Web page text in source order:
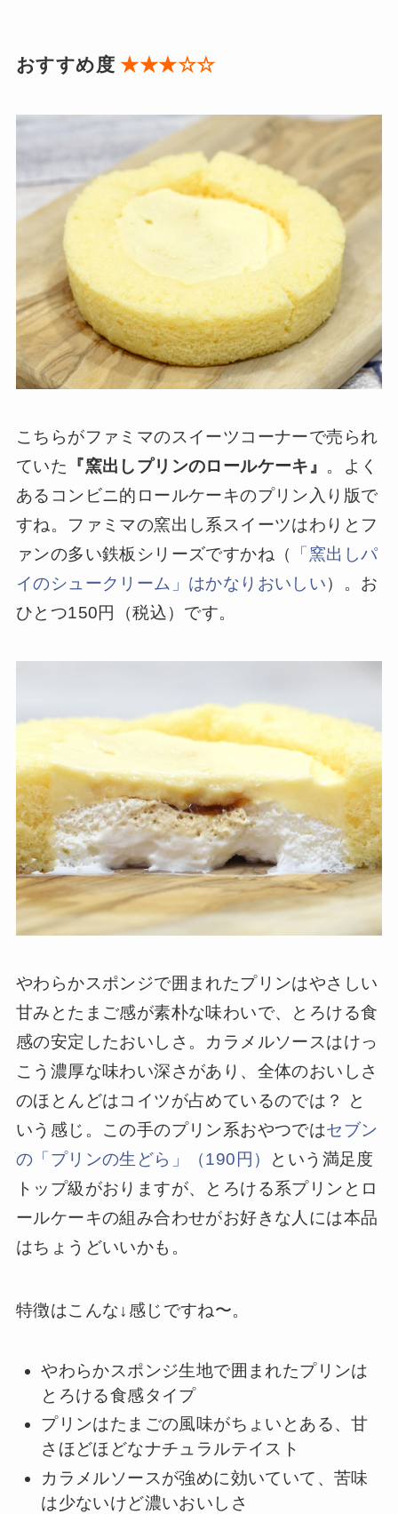
おすすめ度★★★☆☆
こちらがファミマのスイーツコーナーで売られ
ていた
『窯出しプリンのロールケーキ』 。よく
あるコンビニ的ロールケーキのプリン入り版で
すね。ファミマの窯出し系スイーツはわりとフ
ァンの多い鉄板シリーズですかね（
「窯出しパ
イのシュークリーム」はかなりおいしい）。お
ひとつ150円（税込）です。
やわらかスポンジで囲まれたプリンはやさしい
甘みとたまご感が素朴な味わいで、とろける食
感の安定したおいしさ。カラメルソースはけっ
こう濃厚な味わい深さがあり、全体のおいしさ
のほとんどはコイツが占めているのでは？ と
いう感じ。この手のプリン系おやつではセブン
の「プリンの生どら」（190円）
という満足度
トップ級がおりますが、とろける系プリンとロ
ールケーキの組み合わせがお好きな人には本品
はちょうどいいかも。
特徴はこんな↓感じですね〜。
やわらかスポンジ生地で囲まれたプリンは
とろける食感タイプ
プリンはたまごの風味がちょいとある、甘
さほどほどなナチュラルテイスト
カラメルソースが強めに効いていて、苦味
は少ないけど濃いおいしさ